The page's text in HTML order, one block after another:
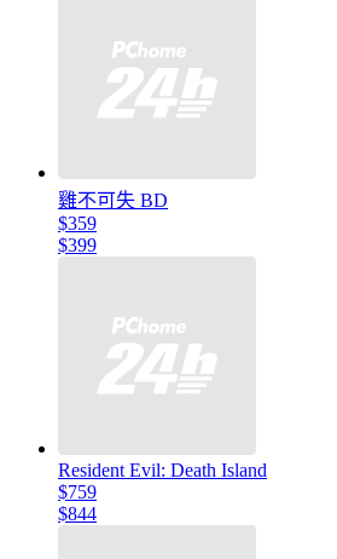
雞不可失 BD
$359
$399
Resident Evil: Death Island
$759
$844